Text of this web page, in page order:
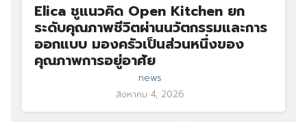
Elica ชูแนวคิด Open Kitchen ยก
ระดับคุณภาพชีวิตผ่านนวัตกรรมและการ
ออกแบบ มองครัวเป็นส่วนหนึ่งของ
คุณภาพการอยู่อาศัย
news
สิงหาคม 4, 2026